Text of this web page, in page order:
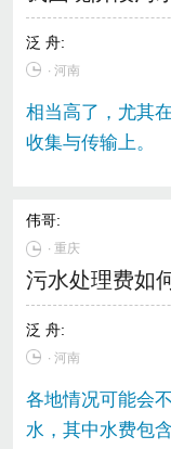
泛 舟:
∙ 河南
相当高了，尤其
收集与传输上。
伟哥:
∙重庆
污水处理费如
泛 舟:
∙ 河南
各地情况可能会
水，其中水费包